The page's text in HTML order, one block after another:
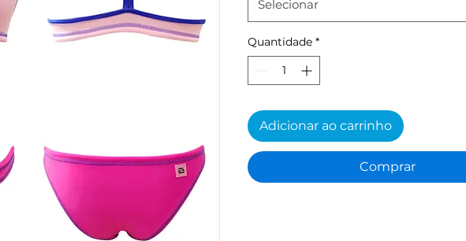
Selecionar
Quantidade *
Adicionar ao carrinho
Comprar